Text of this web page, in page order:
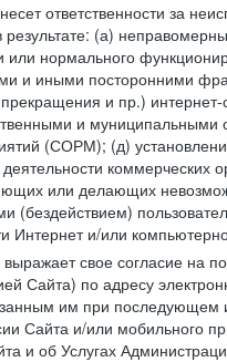
ответственности за
(а)
нормального
и иными посторонними
и пр.)
и
(СОРМ); (д)
коммерческих
или делающих
(бездействием)
Интернет и/или
свое согласие на
Сайта) по адресу
им при
Сайта и/или мобильного
и об Услугах